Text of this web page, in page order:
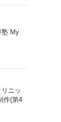
塾 My
ニッ
作(第4